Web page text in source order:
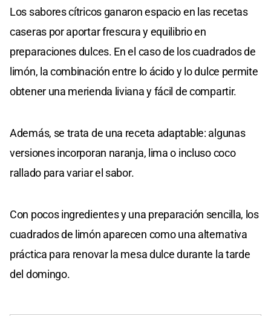
Los sabores cítricos ganaron espacio en las recetas
caseras por aportar frescura y equilibrio en
preparaciones dulces. En el caso de los cuadrados de
limón, la combinación entre lo ácido y lo dulce permite
obtener una merienda liviana y fácil de compartir.
Además, se trata de una receta adaptable: algunas
versiones incorporan naranja, lima o incluso coco
rallado para variar el sabor.
Con pocos ingredientes y una preparación sencilla, los
cuadrados de limón aparecen como una alternativa
práctica para renovar la mesa dulce durante la tarde
del domingo.